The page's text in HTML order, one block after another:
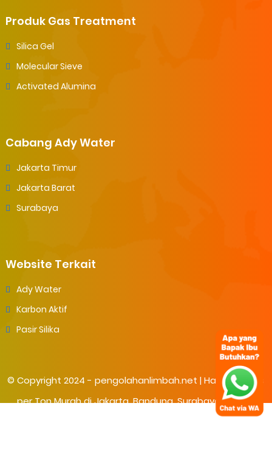
Produk Gas Treatment
Silica Gel
Molecular Sieve
Activated Alumina
Cabang Ady Water
Jakarta Timur
Jakarta Barat
Surabaya
Website Terkait
Ady Water
Karbon Aktif
Pasir Silika
© Copyright 2024 -pengolahanlimbah.net | Harga Tawas
per Ton Murah di Jakarta, Bandung, Surabaya. Tawas